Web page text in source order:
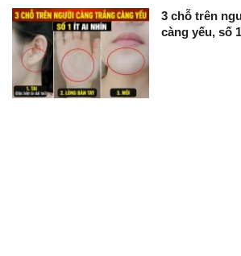
3 chỗ trên
càng yếu, số